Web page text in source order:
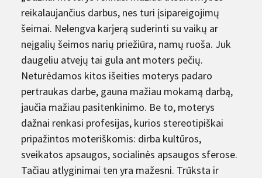
reikalaujančius darbus, nes turi įsipareigojimų
šeimai. Nelengva karjerą suderinti su vaikų ar
neįgalių šeimos narių priežiūra, namų ruoša. Juk
daugeliu atvejų tai gula ant moters pečių.
Neturėdamos kitos išeities moterys padaro
pertraukas darbe, gauna mažiau mokamą darbą,
jaučia mažiau pasitenkinimo. Be to, moterys
dažnai renkasi profesijas, kurios stereotipiškai
pripažintos moteriškomis: dirba kultūros,
sveikatos apsaugos, socialinės apsaugos sferose.
Tačiau atlyginimai ten yra mažesni. Trūksta ir